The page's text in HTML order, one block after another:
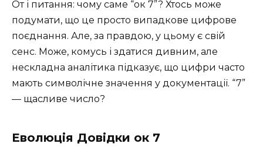
От і питання: чому саме “ок 7”? Хтось може
подумати, що це просто випадкове цифрове
поєднання. Але, за правдою, у цьому є свій
сенс. Може, комусь і здатися дивним, але
нескладна аналітика підказує, що цифри часто
мають символічне значення у документації. “7”
— щасливе число?
Еволюція Довідки ок 7